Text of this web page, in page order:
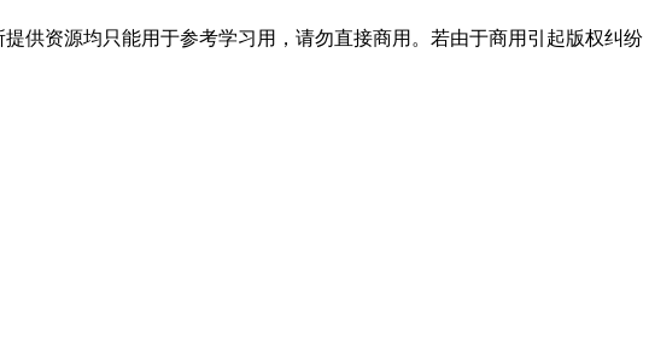
供资源均只能用于参考学习用，请勿直接商用。若由于商用引起版权纠纷